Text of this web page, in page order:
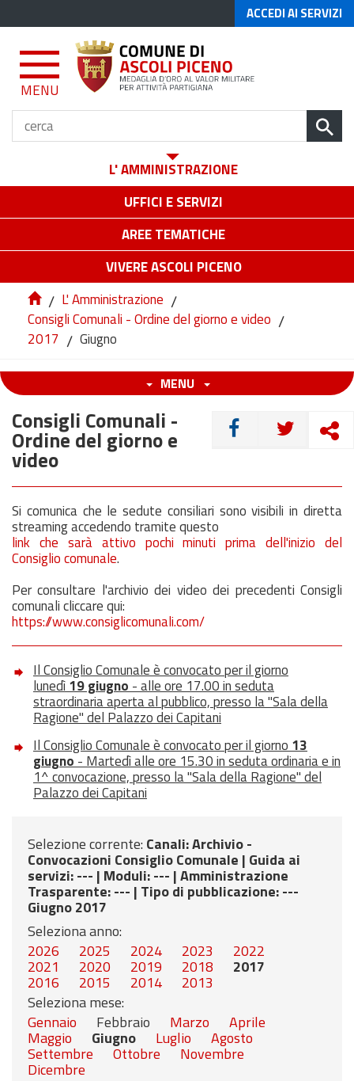
ACCEDI AI SERVIZI
MENU
L' AMMINISTRAZIONE
UFFICI E SERVIZI
AREE TEMATICHE
VIVERE ASCOLI PICENO
/ L' Amministrazione /
Consigli Comunali - Ordine del giorno e video /
2017 / Giugno
MENU
CONDIVIDI
Consigli Comunali -
Ordine del giorno e
video
Si comunica che le sedute consiliari sono visibili in diretta
streaming accedendo tramite questo
link che sarà attivo pochi minuti prima dell'inizio del
Consiglio comunale.
Per consultare l'archivio dei video dei precedenti Consigli
comunali cliccare qui:
https://www.consiglicomunali.com/
Il Consiglio Comunale è convocato per il giorno
lunedì19 giugno - alle ore 17.00 in seduta
straordinaria aperta al pubblico, presso la "Sala della
Ragione" del Palazzo dei Capitani
Il Consiglio Comunale è convocato per il giorno 13
giugno - Martedì alle ore 15.30 in seduta ordinaria e in
1^ convocazione, presso la "Sala della Ragione" del
Palazzo dei Capitani
Selezione corrente: Canali: Archivio -
Convocazioni Consiglio Comunale | Guida ai
servizi: --- | Moduli: --- |Amministrazione
Trasparente: --- | Tipo di pubblicazione: ---
Giugno 2017
Seleziona anno:
2026
2025 2024 2023 2022
2021 2020 2019 2018 2017
2016 2015 2014
2013
Seleziona mese:
Gennaio
Febbraio Marzo Aprile
Maggio Giugno Luglio Agosto
Settembre Ottobre Novembre
Dicembre